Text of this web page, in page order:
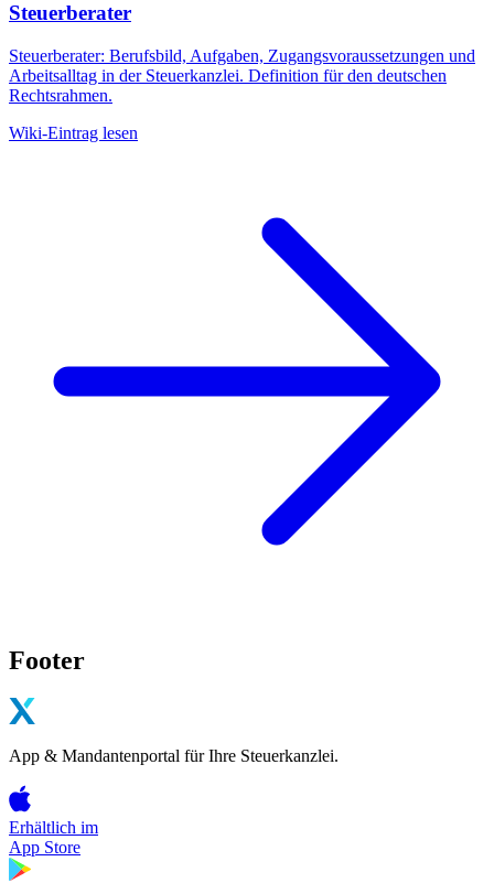
Steuerberater
Steuerberater: Berufsbild, Aufgaben, Zugangsvoraussetzungen und
Arbeitsalltag in der Steuerkanzlei. Definition für den deutschen
Rechtsrahmen.
Wiki-Eintrag lesen
Footer
App & Mandantenportal für Ihre Steuerkanzlei.
Erhältlich im
App Store